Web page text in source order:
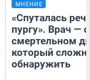
МНЕНИЕ
«Спуталась
пургу». Врач — о
смертельном
который
обнаружить